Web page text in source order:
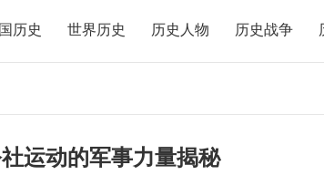
历史 世界历史 历史人物 历史战争
运动的军事力量揭秘